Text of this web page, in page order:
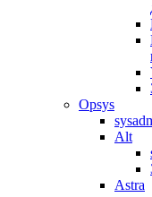
Opsys
Alt
Astra